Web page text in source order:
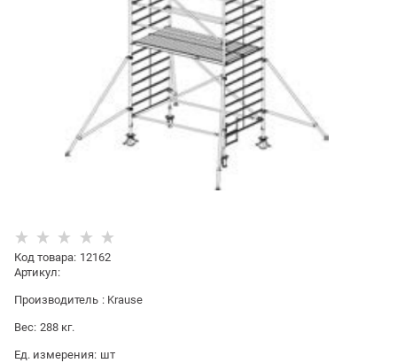
Код товара: 12162
Артикул:
Производитель : Krause
Вес: 288 кг.
Ед. измерения: шт